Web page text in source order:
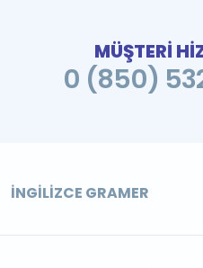
MÜŞTERİ
0 (850)
İNGILIZCE GRAMER